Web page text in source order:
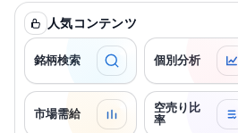
人気コンテンツ
銘柄検索 個別分析
市場需給
空売り比
率